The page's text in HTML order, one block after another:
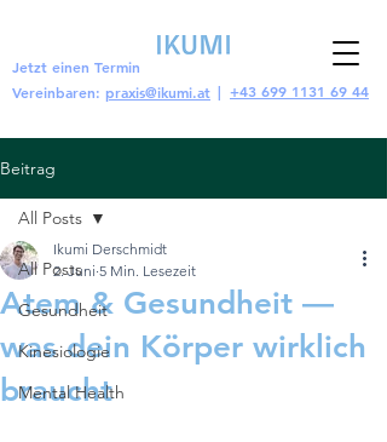
| +43 699 1131 69 44
Jetzt einen Termin
Vereinbaren: praxis@ikumi.at
Beitrag
All Posts
Gesundheit
Kinesiologie
Mental Health
All Posts
Atem & Gesundheit —
was dein Körper wirklich
braucht
Ikumi Derschmidt
2. Juni 5 Min. Lesezeit